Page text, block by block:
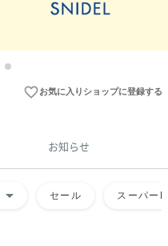
favorite_borderお気に入りショップに登録する
お知らせ
arrow_drop_down セール スーパー